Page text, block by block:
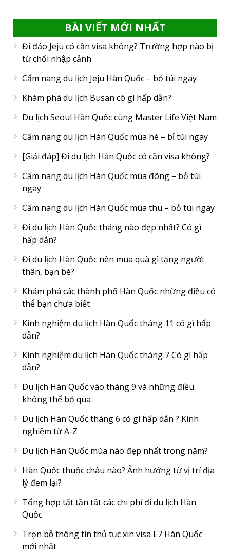
BÀI VIẾT MỚI NHẤT
Đi đảo Jeju có cần visa không? Trường hợp nào bị
từ chối nhập cảnh
Cẩm nang du lịch Jeju Hàn Quốc – bỏ túi ngay
Khám phá du lịch Busan có gì hấp dẫn?
Du lịch Seoul Hàn Quốc cùng Master Life Việt Nam
Cẩm nang du lịch Hàn Quốc mùa hè – bỉ túi ngay
[Giải đáp] Đi du lịch Hàn Quốc có cần visa không?
Cẩm nang du lịch Hàn Quốc mùa đông – bỏ túi
ngay
Cẩm nang du lịch Hàn Quốc mùa thu – bỏ túi ngay
Đi du lịch Hàn Quốc tháng nào đẹp nhất? Có gì
hấp dẫn?
Đi du lịch Hàn Quốc nên mua quà gì tặng người
thân, bạn bè?
Khám phá các thành phố Hàn Quốc những điều có
thể bạn chưa biết
Kinh nghiệm du lịch Hàn Quốc tháng 11 có gì hấp
dẫn?
Kinh nghiệm du lịch Hàn Quốc tháng 7 Có gì hấp
dẫn?
Du lịch Hàn Quốc vào tháng 9 và những điều
không thể bỏ qua
Du lịch Hàn Quốc tháng 6 có gì hấp dẫn ? Kinh
nghiệm từ A-Z
Du lịch Hàn Quốc mùa nào đẹp nhất trong năm?
Hàn Quốc thuộc châu nào? Ảnh hưởng từ vị trí địa
lý đem lại?
Tổng hợp tất tần tật các chi phí đi du lịch Hàn
Quốc
Trọn bộ thông tin thủ tục xin visa E7 Hàn Quốc
mới nhất